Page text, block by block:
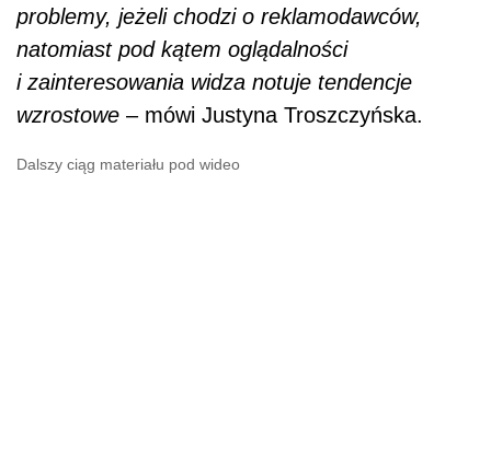
problemy, jeżeli chodzi o reklamodawców,
natomiast pod kątem oglądalności
i zainteresowania widza notuje tendencje
wzrostowe – mówi Justyna Troszczyńska.
Dalszy ciąg materiału pod wideo